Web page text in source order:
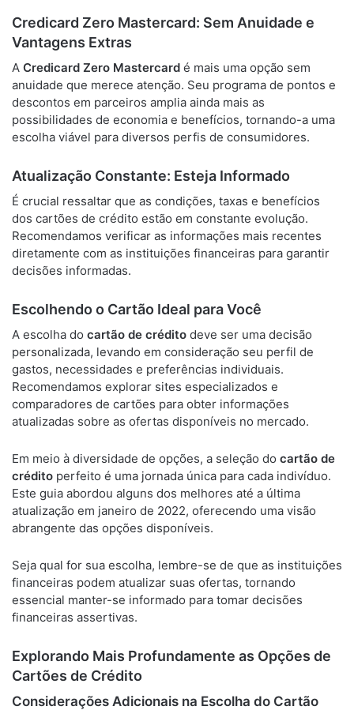
Credicard Zero Mastercard: Sem Anuidade e
Vantagens Extras
A Credicard Zero Mastercard é mais uma opção sem
anuidade que merece atenção. Seu programa de pontos e
descontos em parceiros amplia ainda mais as
possibilidades de economia e benefícios, tornando-a uma
escolha viável para diversos perfis de consumidores.
Atualização Constante: Esteja Informado
É crucial ressaltar que as condições, taxas e benefícios
dos cartões de crédito estão em constante evolução.
Recomendamos verificar as informações mais recentes
diretamente com as instituições financeiras para garantir
decisões informadas.
Escolhendo o Cartão Ideal para Você
A escolha do cartão de crédito deve ser uma decisão
personalizada, levando em consideração seu perfil de
gastos, necessidades e preferências individuais.
Recomendamos explorar sites especializados e
comparadores de cartões para obter informações
atualizadas sobre as ofertas disponíveis no mercado.
Em meio à diversidade de opções, a seleção do cartão de
crédito perfeito é uma jornada única para cada indivíduo.
Este guia abordou alguns dos melhores até a última
atualização em janeiro de 2022, oferecendo uma visão
abrangente das opções disponíveis.
Seja qual for sua escolha, lembre-se de que as instituições
financeiras podem atualizar suas ofertas, tornando
essencial manter-se informado para tomar decisões
financeiras assertivas.
Explorando Mais Profundamente as Opções de
Cartões de Crédito
Considerações Adicionais na Escolha do Cartão